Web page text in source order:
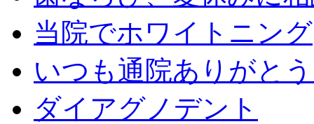
当院でホワイトニング
いつも通院ありがと
ダイアグノデント